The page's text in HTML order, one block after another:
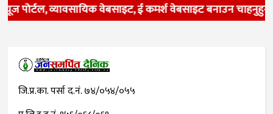
व्यावसायिक वेबसाइट, ई कमर्श वेबसाइट बनाउन चाहनुहुन्छ ?
जि.प्र.का. पर्सा द.नं. ७४/०५४/०५५